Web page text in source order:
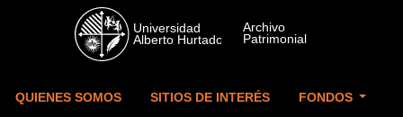
Skip to main content
QUIENES SOMOS SITIOS DE INTERÉS FONDOS